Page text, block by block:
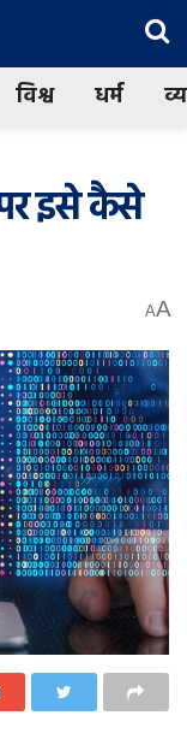
विश्व धर्म
इसे कैसे
AA